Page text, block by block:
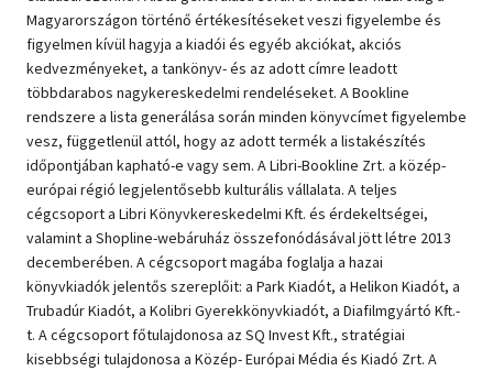
Magyarországon történő értékesítéseket veszi figyelembe és
figyelmen kívül hagyja a kiadói és egyéb akciókat, akciós
kedvezményeket, a tankönyv- és az adott címre leadott
többdarabos nagykereskedelmi rendeléseket. A Bookline
rendszere a lista generálása során minden könyvcímet figyelembe
vesz, függetlenül attól, hogy az adott termék a listakészítés
időpontjában kapható-e vagy sem. A Libri-Bookline Zrt. a közép-
európai régió legjelentősebb kulturális vállalata. A teljes
cégcsoport a Libri Könyvkereskedelmi Kft. és érdekeltségei,
valamint a Shopline-webáruház összefonódásával jött létre 2013
decemberében. A cégcsoport magába foglalja a hazai
könyvkiadók jelentős szereplőit: a Park Kiadót, a Helikon Kiadót, a
Trubadúr Kiadót, a Kolibri Gyerekkönyvkiadót, a Diafilmgyártó Kft.-
t. A cégcsoport főtulajdonosa az SQ Invest Kft., stratégiai
kisebbségi tulajdonosa a Közép- Európai Média és Kiadó Zrt. A